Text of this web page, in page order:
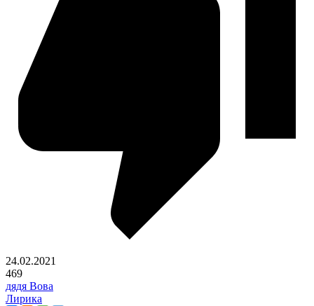
24.02.2021
469
дядя Вова
Лирика